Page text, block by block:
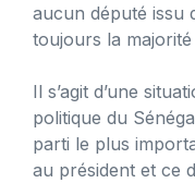
aucun député issu
toujours la
Il s’agit d’une
politique du
parti le plus
au président et ce